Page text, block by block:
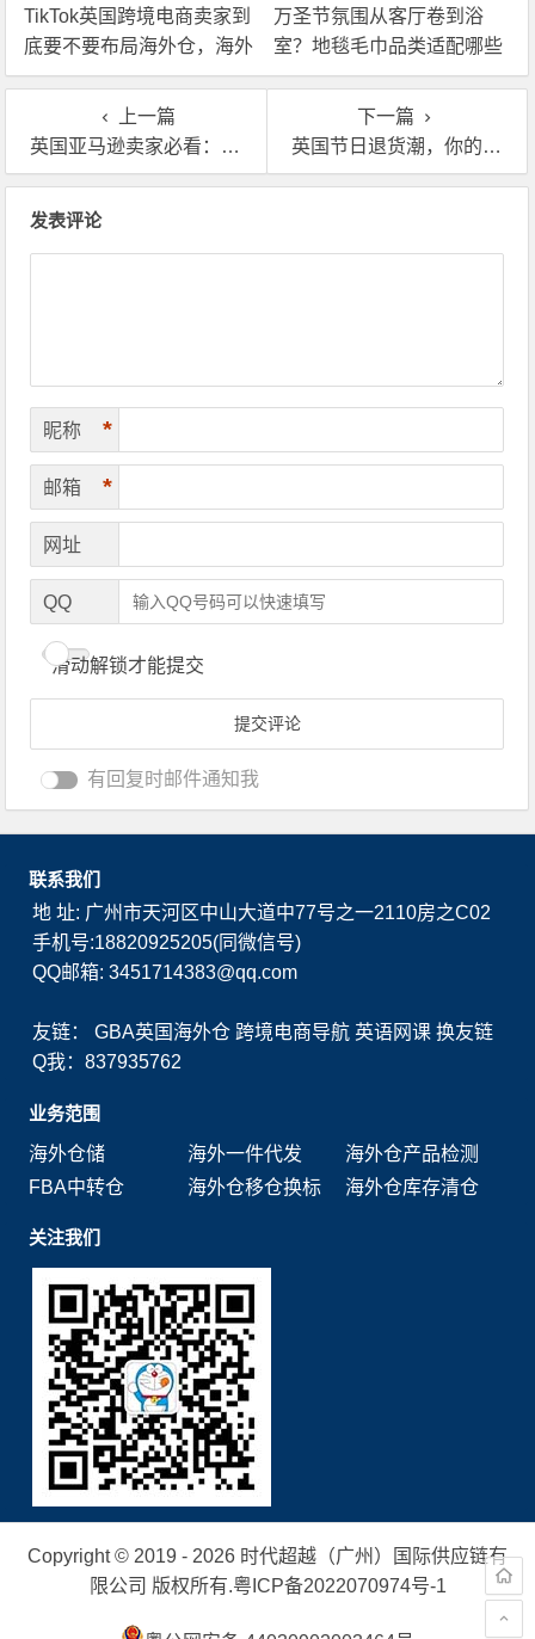
TikTok英国跨境电商卖家到
底要不要布局海外仓，海外
仓优势分析！
万圣节氛围从客厅卷到浴
室？地毯毛巾品类适配哪些
海外仓服务？
上一篇
英国亚马逊卖家必看：解析海外仓核心费用，如何把钱花在刀刃上？
下一篇
英国节日退货潮，你的海外仓退换货方案准备好了吗？
发表评论
昵称 *
邮箱 *
网址
QQ
滑动解锁才能提交
有回复时邮件通知我
联系我们
地 址: 广州市天河区中山大道中77号之一2110房之C02
手机号:18820925205(同微信号)
QQ邮箱: 3451714383@qq.com
友链：GBA英国海外仓 跨境电商导航 英语网课 换友链
Q我：837935762
业务范围
海外仓储
海外一件代发
海外仓产品检测
FBA中转仓
海外仓移仓换标 海外仓库存清仓
关注我们
Copyright © 2019 - 2026 时代超越（广州）国际供应链有
限公司 版权所有.粤ICP备2022070974号-1